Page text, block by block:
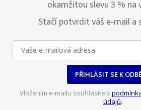
okamžitou slevu 3 % na
Stačí potvrdit váš e-mail a
PŘIHLÁSIT SE K
Vložením e-mailu souhlasíte s
údajů.